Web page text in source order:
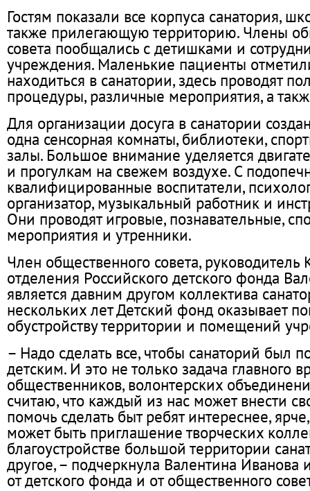
Гостям показали все корпуса санатория,
также прилегающую территорию. Члены
совета пообщались с детишками и
учреждения. Маленькие пациенты
находиться в санатории, здесь проводят
процедуры, различные мероприятия, а
Для организации досуга в санатории
одна сенсорная комнаты, библиотеки,
залы. Большое внимание уделяется
и прогулкам на свежем воздухе. С
квалифицированные воспитатели,
организатор, музыкальный работник и
Они проводят игровые, познавательные,
мероприятия и утренники.
Член общественного совета, руководитель
отделения Российского детского фонда
является давним другом коллектива
нескольких лет Детский фонд оказывает
обустройству территории и помещений
– Надо сделать все, чтобы санаторий был
детским. И это не только задача главного
общественников, волонтерских
считаю, что каждый из нас может внести
помочь сделать быт ребят интереснее,
может быть приглашение творческих
благоустройстве большой территории
другое, – подчеркнула Валентина Иванова
от детского фонда и от общественного